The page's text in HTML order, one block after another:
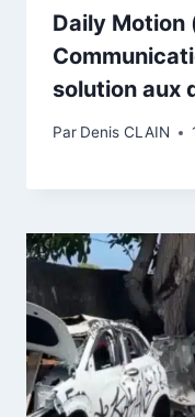
Daily Motion
solution aux
Par Denis CLAIN